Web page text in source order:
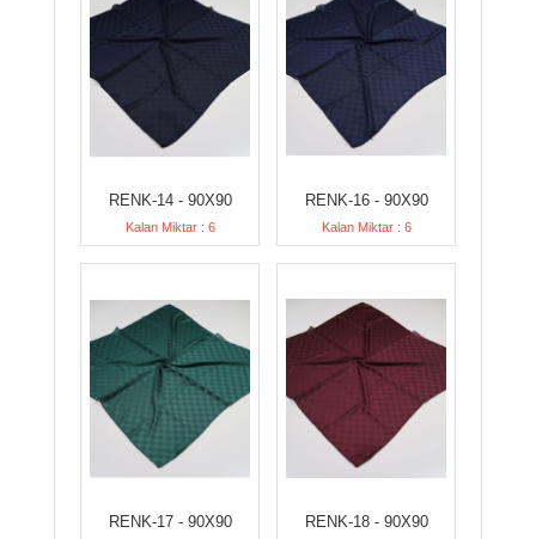
RENK-14 - 90X90
Kalan Miktar : 6
RENK-16 - 90X90
Kalan Miktar : 6
RENK-17 - 90X90 RENK-18 - 90X90